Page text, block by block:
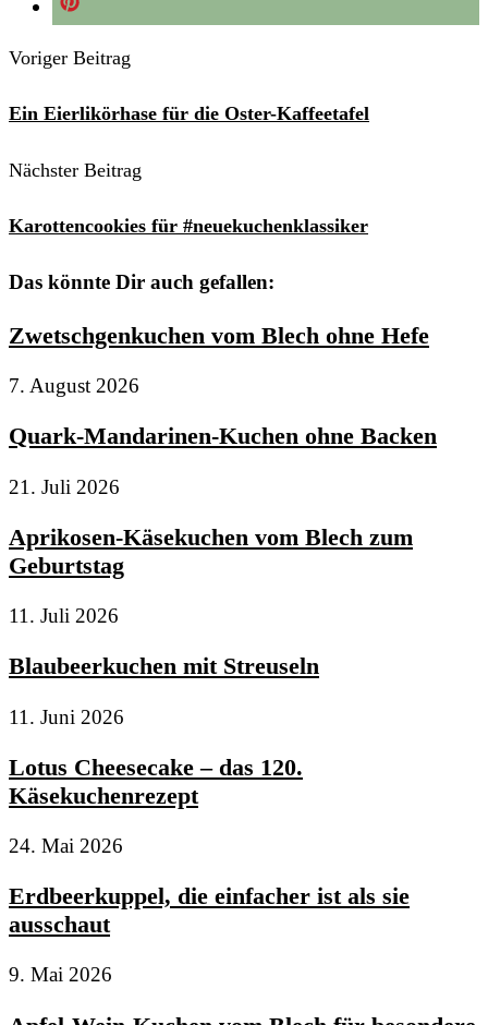
Voriger Beitrag
Ein Eierlikörhase für die Oster-Kaffeetafel
Nächster Beitrag
Karottencookies für #neuekuchenklassiker
Das könnte Dir auch gefallen:
Zwetschgenkuchen vom Blech ohne Hefe
7. August 2026
Quark-Mandarinen-Kuchen ohne Backen
21. Juli 2026
Aprikosen-Käsekuchen vom Blech zum
Geburtstag
11. Juli 2026
Blaubeerkuchen mit Streuseln
11. Juni 2026
Lotus Cheesecake – das 120.
Käsekuchenrezept
24. Mai 2026
Erdbeerkuppel, die einfacher ist als sie
ausschaut
9. Mai 2026